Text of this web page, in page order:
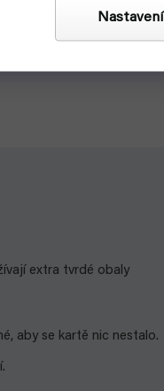
Nastavení
extra tvrdé obaly
aby se kartě nic nestalo.